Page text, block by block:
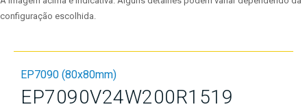
configuração escolhida.
EP7090 (80x80mm)
EP7090V24W200R1519